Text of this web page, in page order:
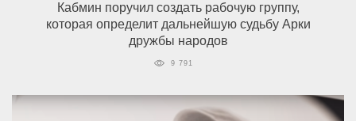
Кабмин поручил создать рабочую группу,
которая определит дальнейшую судьбу Арки
дружбы народов
9 791